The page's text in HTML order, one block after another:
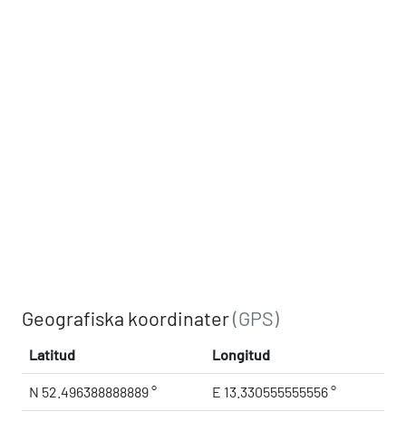
Geografiska koordinater(GPS)
Latitud Longitud
N 52.496388888889 ° E 13.330555555556 °